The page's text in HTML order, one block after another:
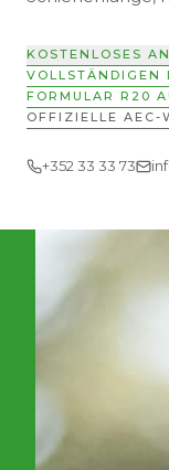
KOSTENLOSES
VOLLSTÄNDIGEN
FORMULAR R20
OFFIZIELLE AEC-
+352 33 33 73